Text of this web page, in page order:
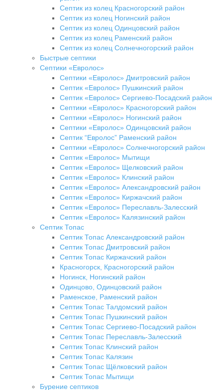
Септик из колец Красногорский район
Септик из колец Ногинский район
Септик из колец Одинцовский район
Септик из колец Раменский район
Септик из колец Солнечногорский район
Быстрые септики
Септики «Евролос»
Септики «Евролос» Дмитровский район
Септик «Евролос» Пушкинский район
Септик «Евролос» Сергиево-Посадский район
Септики «Евролос» Красногорский район
Септики «Евролос» Ногинский район
Септики «Евролос» Одинцовский район
Септик “Евролос” Раменский район
Септики «Евролос» Солнечногорский район
Септик «Евролос» Мытищи
Септик «Евролос» Щелковский район
Септик «Евролос» Клинский район
Септик «Евролос» Александровский район
Септик «Евролос» Киржачский район
Септик «Евролос» Переславль-Залесский
Септик «Евролос» Калязинский район
Септик Топас
Септик Топас Александровский район
Септик Топас Дмитровский район
Септик Топас Киржачский район
Красногорск, Красногорский район
Ногинск, Ногинский район
Одинцово, Одинцовский район
Раменское, Раменский район
Септик Топас Талдомский район
Септик Топас Пушкинский район
Септик Топас Сергиево-Посадский район
Септик Топас Переславль-Залесский
Септик Топас Клинский район
Септик Топас Калязин
Септик Топас Щёлковский район
Септик Топас Мытищи
Бурение септиков